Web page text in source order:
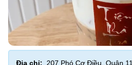
Địa chỉ: 207 Phó Cơ Điều, Quận 11